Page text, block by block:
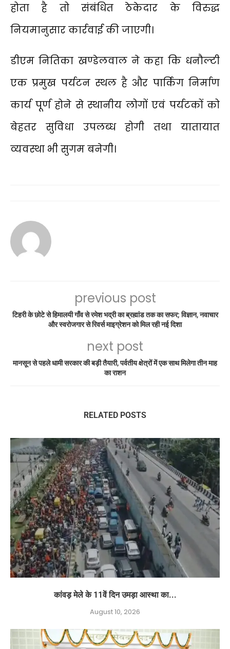
होता है तो संबंधित ठेकेदार के विरुद्ध
नियमानुसार कार्रवाई की जाएगी।
डीएम नितिका खण्डेलवाल ने कहा कि धनौल्टी
एक प्रमुख पर्यटन स्थल है और पार्किंग निर्माण
कार्य पूर्ण होने से स्थानीय लोगों एवं पर्यटकों को
बेहतर सुविधा उपलब्ध होगी तथा यातायात
व्यवस्था भी सुगम बनेगी।
previous post
टिहरी के छोटे से हिमालयी गाँव से रमेश भद्री का ब्रह्मांड तक का सफर; विज्ञान, नवाचार
और स्वरोजगार से रिवर्स माइग्रेशन को मिल रही नई दिशा
next post
मानसून से पहले धामी सरकार की बड़ी तैयारी, पर्वतीय क्षेत्रों में एक साथ मिलेगा तीन माह
का राशन
RELATED POSTS
कांवड़ मेले के 11वें दिन उमड़ा आस्था का...
August 10, 2026